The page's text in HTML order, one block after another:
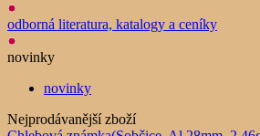
odborná literatura, katalogy a ceníky
novinky
novinky
Nejprodávanější zboží